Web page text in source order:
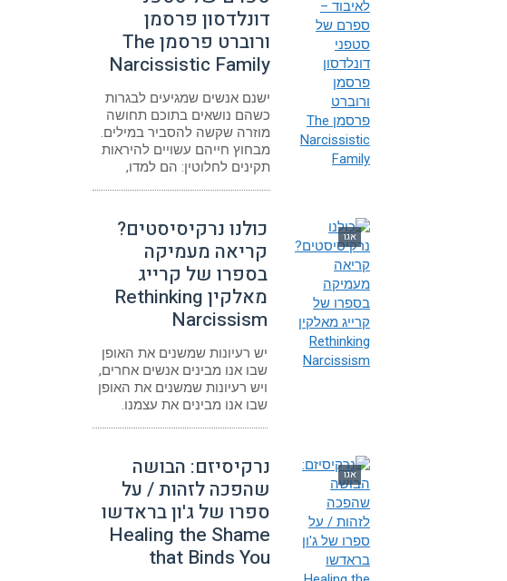
דונלדסון פרסמן
ורוברט פרסמן The
Narcissistic Family
ישנם אנשים שמגיעים לבגרות
כשהם נושאים בתוכם תחושה
מוזרה שקשה להסביר במילים.
מבחוץ חייהם עשויים להיראות
תקינים לחלוטין: הם למדו,
אגו
כולנו נרקיסיסטים?
קריאה מעמיקה
בספרו של קרייג
מאלקין Rethinking
Narcissism
יש רעיונות שמשנים את האופן
שבו אנו מבינים אנשים אחרים,
ויש רעיונות שמשנים את האופן
שבו אנו מבינים את עצמנו.
אגו
נרקיסיזם: הבושה
שהפכה לזהות / על
ספרו של ג'ון בראדשו
Healing the Shame
that Binds You